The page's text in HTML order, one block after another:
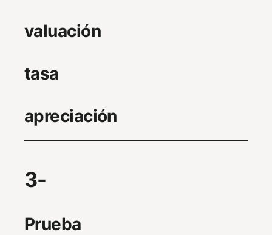
valuación
tasa
apreciación
3-
Prueba